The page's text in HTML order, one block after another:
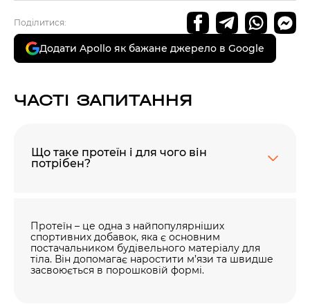
Поділитися:
Додати Apollo як бажане джерело в Google
ЧАСТІ ЗАПИТАННЯ
Що таке протеїн і для чого він
потрібен?
Протеїн – це одна з найпопулярніших
спортивних добавок, яка є основним
постачальником будівельного матеріалу для
тіла. Він допомагає наростити м’язи та швидше
засвоюється в порошковій формі.